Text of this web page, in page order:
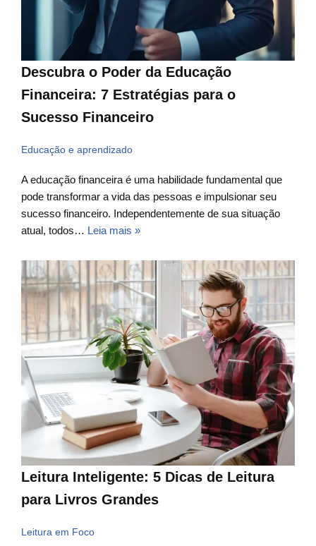
Descubra o Poder da Educação
Financeira: 7 Estratégias para o
Sucesso Financeiro
Educação e aprendizado
A educação financeira é uma habilidade fundamental que
pode transformar a vida das pessoas e impulsionar seu
sucesso financeiro. Independentemente de sua situação
atual, todos… Leia mais »
Leitura Inteligente: 5 Dicas de Leitura
para Livros Grandes
Leitura em Foco